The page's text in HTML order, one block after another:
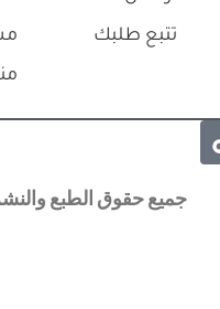
تتبع طلبك
جميع حقوق الطبع